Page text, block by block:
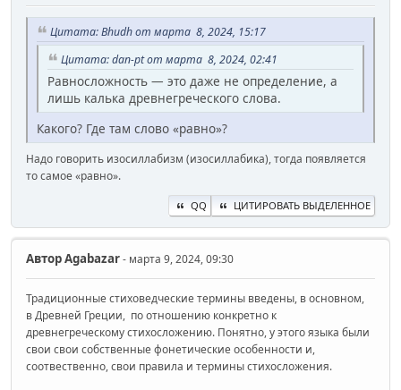
Цитата: Bhudh от марта 8, 2024, 15:17
Цитата: dan-pt от марта 8, 2024, 02:41
Равносложность — это даже не определение, а
лишь калька древнегреческого слова.
Какого? Где там слово «равно»?
Надо говорить изосиллабизм (изосиллабика), тогда появляется
то самое «равно».
QQ ЦИТИРОВАТЬ ВЫДЕЛЕННОЕ
АвторAgabazar- марта 9, 2024, 09:30
Традиционные стиховедческие термины введены, в основном,
в Древней Греции, по отношению конкретно к
древнегреческому стихосложению. Понятно, у этого языка были
свои свои собственные фонетические особенности и,
соотвественно, свои правила и термины стихосложения.